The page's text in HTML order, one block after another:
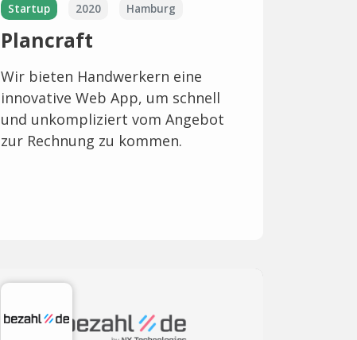
Startup 2020 Hamburg
Plancraft
Wir bieten Handwerkern eine
innovative Web App, um schnell
und unkompliziert vom Angebot
zur Rechnung zu kommen.